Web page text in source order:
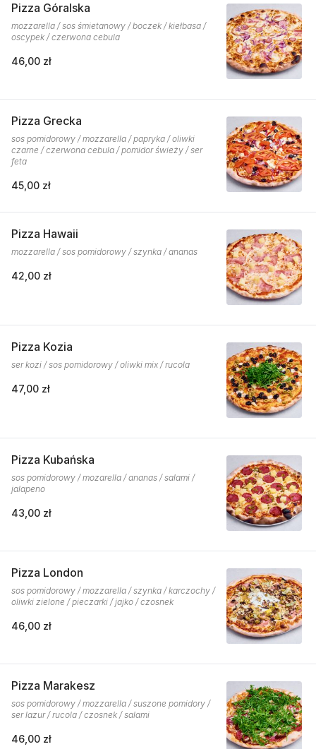
Pizza Góralska
mozzarella / sos śmietanowy / boczek / kiełbasa /
oscypek / czerwona cebula
46,00 zł
Pizza Grecka
sos pomidorowy / mozzarella / papryka / oliwki
czarne / czerwona cebula / pomidor świeży / ser
feta
45,00 zł
Pizza Hawaii
mozzarella / sos pomidorowy / szynka / ananas
42,00 zł
Pizza Kozia
ser kozi / sos pomidorowy / oliwki mix / rucola
47,00 zł
Pizza Kubańska
sos pomidorowy / mozarella / ananas / salami /
jalapeno
43,00 zł
Pizza London
sos pomidorowy / mozzarella / szynka / karczochy /
oliwki zielone / pieczarki / jajko / czosnek
46,00 zł
Pizza Marakesz
sos pomidorowy / mozzarella / suszone pomidory /
ser lazur / rucola / czosnek / salami
46,00 zł